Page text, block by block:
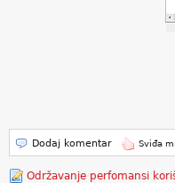
Dodaj komentar Sviđa
Održavanje perfomansi